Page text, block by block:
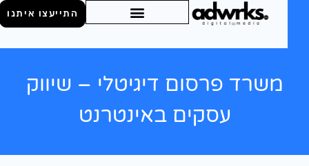
התייעצו איתנו
משרד פרסום דיגיטלי – שיווק
עסקים באינטרנט